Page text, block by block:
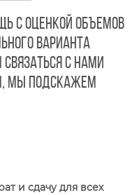
с оценкой объемов
варианта
с нами
мы подскажем
и сдачу для всех